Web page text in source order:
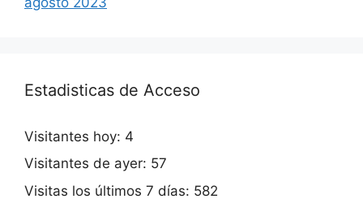
Estadisticas de Acceso
Visitantes hoy: 4
Visitantes de ayer: 57
Visitas los últimos 7 días: 582